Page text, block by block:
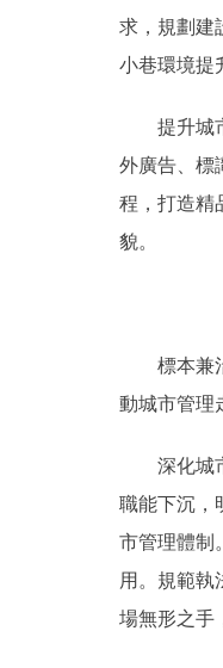
求，規劃建
小巷環境提
提升城市
外廣告、標
程，打造精
貌。
標本兼治
動城市管理
深化城市
職能下沉，
市管理體制
用。規範執
場無形之手